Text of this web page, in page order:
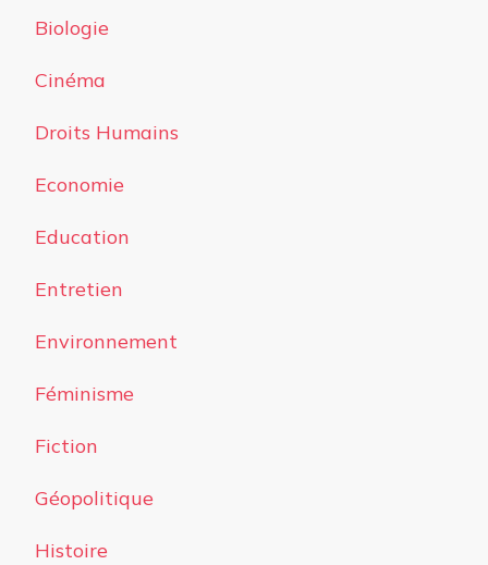
Biologie
Cinéma
Droits Humains
Economie
Education
Entretien
Environnement
Féminisme
Fiction
Géopolitique
Histoire